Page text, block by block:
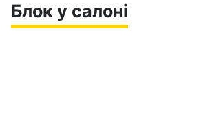
Блок у салоні